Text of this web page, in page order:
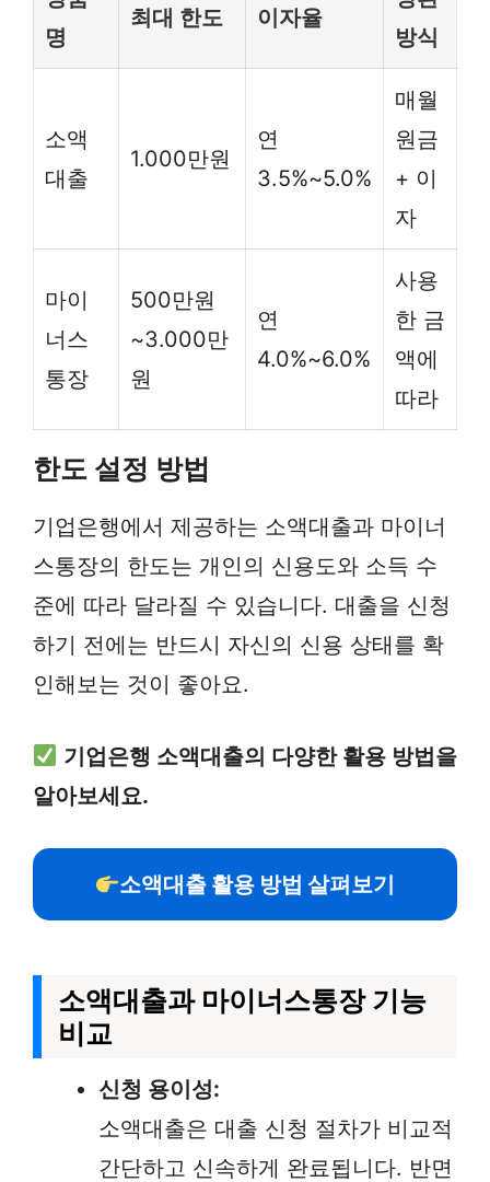
명
최대 한도 이자율
방식
소액
대출
1.000만원
연
3.5%~5.0%
매월
원금
+ 이
자
마이
너스
통장
500만원
~3.000만
원
연
4.0%~6.0%
사용
한 금
액에
따라
한도 설정 방법
기업은행에서 제공하는 소액대출과 마이너
스통장의 한도는 개인의 신용도와 소득 수
준에 따라 달라질 수 있습니다. 대출을 신청
하기 전에는 반드시 자신의 신용 상태를 확
인해보는 것이 좋아요.
기업은행 소액대출의 다양한 활용 방법을
알아보세요.
소액대출 활용 방법 살펴보기
소액대출과 마이너스통장 기능
비교
신청 용이성:
소액대출은 대출 신청 절차가 비교적
간단하고 신속하게 완료됩니다. 반면